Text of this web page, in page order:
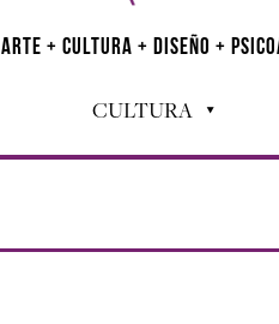
ARTE + CULTURA + DISEÑO +
CULTURA